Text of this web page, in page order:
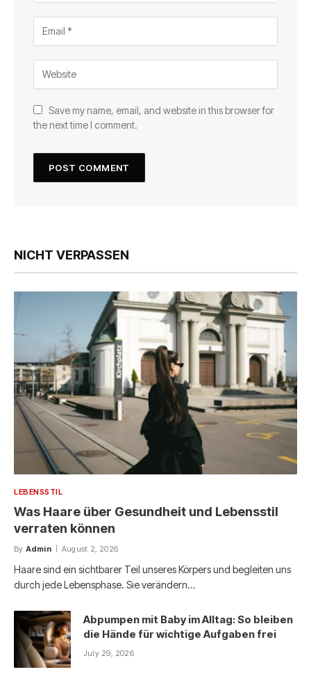
Save my name, email, and website in this browser for
the next time I comment.
NICHT VERPASSEN
LEBENSSTIL
Was Haare über Gesundheit und Lebensstil
verraten können
By Admin August 2, 2026
Haare sind ein sichtbarer Teil unseres Körpers und begleiten uns
durch jede Lebensphase. Sie verändern…
Abpumpen mit Baby im Alltag: So bleiben
die Hände für wichtige Aufgaben frei
July 29, 2026